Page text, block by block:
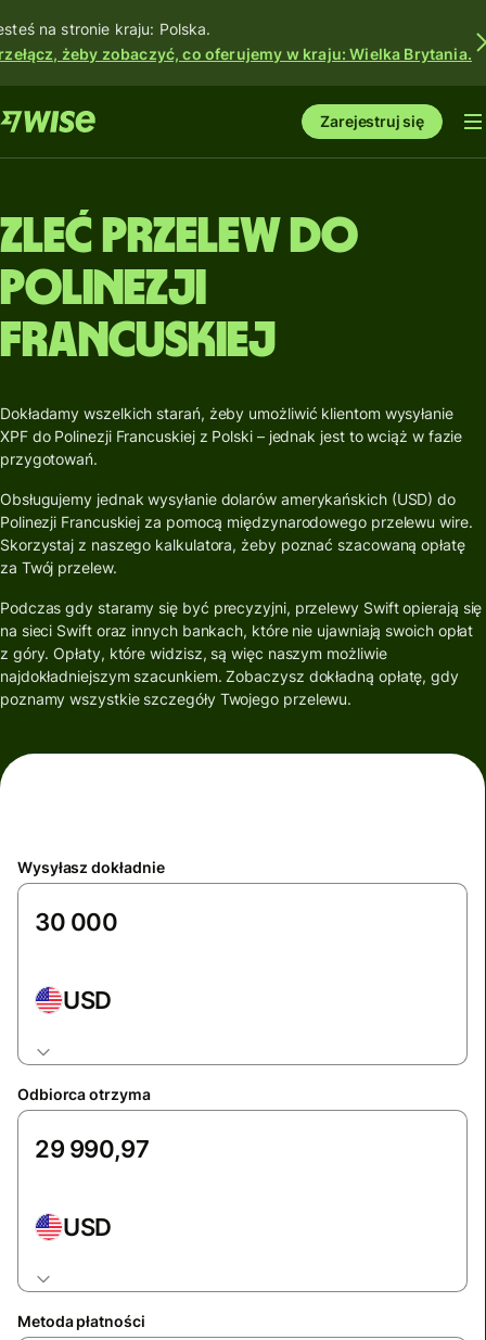
na stronie kraju: Polska.
żeby zobaczyć, co oferujemy w kraju: Wielka Brytania.
Zarejestruj się
Zleć przelew do
Polinezji
Francuskiej
Dokładamy wszelkich starań, żeby umożliwić klientom wysyłanie
XPF do Polinezji Francuskiej z Polski – jednak jest to wciąż w fazie
przygotowań.
Obsługujemy jednak wysyłanie dolarów amerykańskich (USD) do
Polinezji Francuskiej za pomocą międzynarodowego przelewu wire.
Skorzystaj z naszego kalkulatora, żeby poznać szacowaną opłatę
za Twój przelew.
Podczas gdy staramy się być precyzyjni, przelewy Swift opierają się
na sieci Swift oraz innych bankach, które nie ujawniają swoich opłat
z góry. Opłaty, które widzisz, są więc naszym możliwie
najdokładniejszym szacunkiem. Zobaczysz dokładną opłatę, gdy
poznamy wszystkie szczegóły Twojego przelewu.
Wysyłasz dokładnie
USD
Odbiorca otrzyma
USD
Metoda płatności